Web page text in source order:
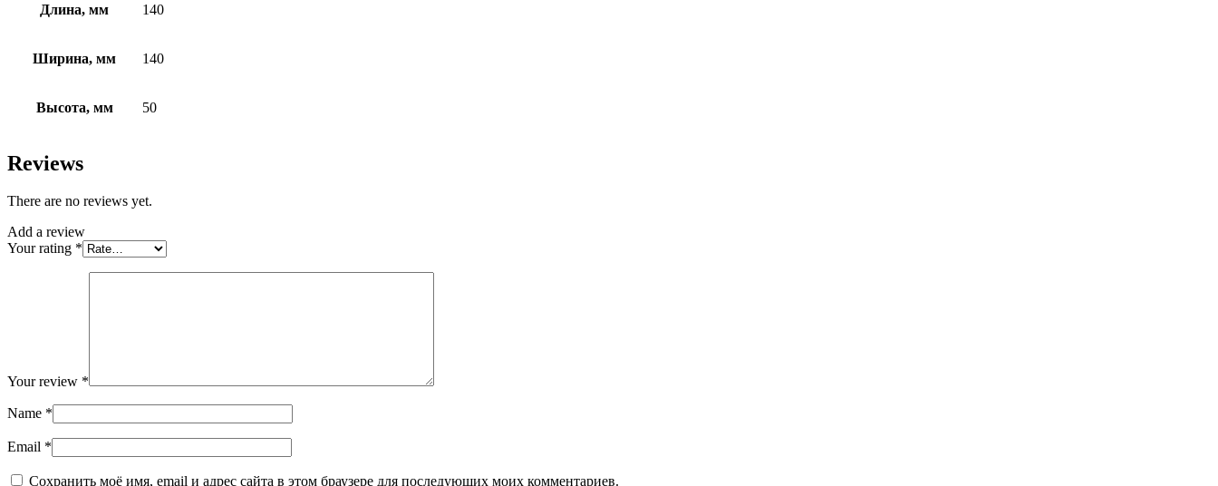
Длина, мм 140
Ширина, мм 140
Высота, мм 50
Reviews
There are no reviews yet.
Add a review
Your rating *
Your review *
Name *
Email *
Сохранить моё имя, email и адрес сайта в этом браузере для последующих моих комментариев.